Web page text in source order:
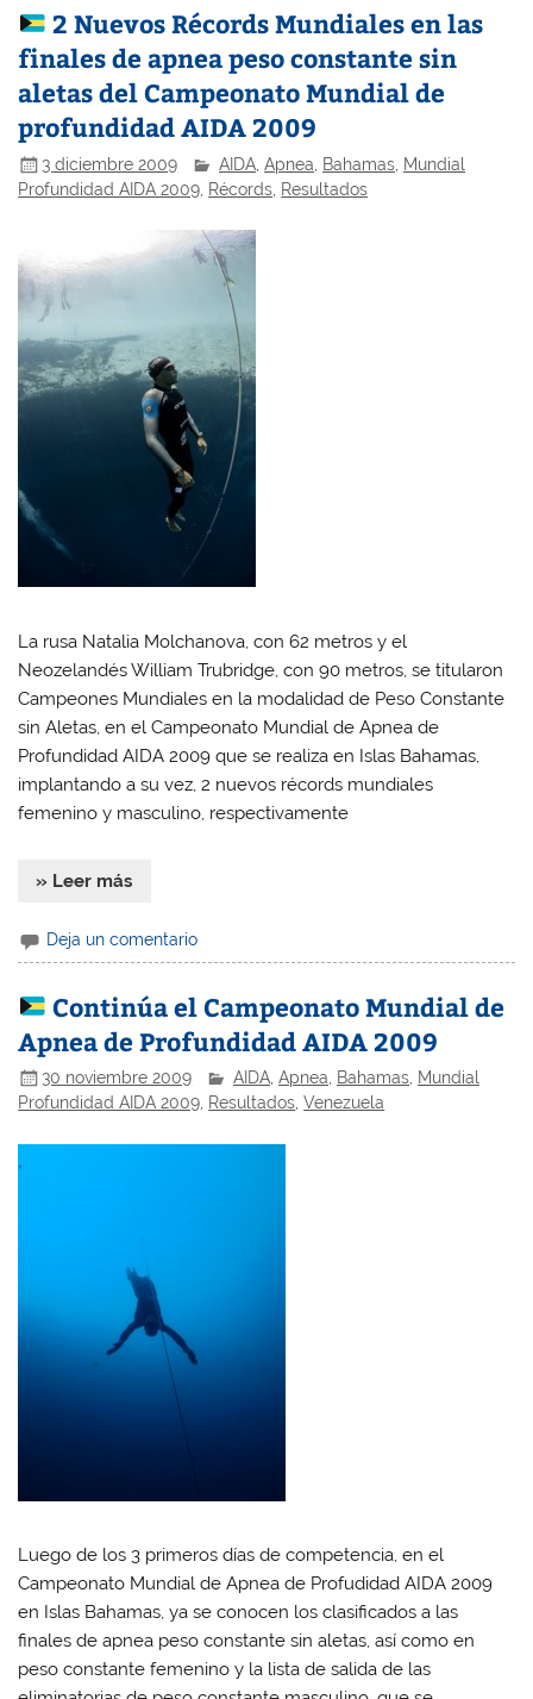
2 Nuevos Récords Mundiales en las
finales de apnea peso constante sin
aletas del Campeonato Mundial de
profundidad AIDA 2009
3 diciembre 2009 AIDA ,Apnea Bahamas Mundial
Profundidad AIDA 2009 Récords Resultados
La rusa Natalia Molchanova, con 62 metros y el
Neozelandés William Trubridge, con 90 metros, se titularon
Campeones Mundiales en la modalidad de Peso Constante
sin Aletas, en el Campeonato Mundial de Apnea de
Profundidad AIDA 2009 que se realiza en Islas Bahamas,
implantando a su vez, 2 nuevos récords mundiales
femenino y masculino, respectivamente
» Leer más
Deja un comentario
Continúa el Campeonato Mundial de
Apnea de Profundidad AIDA 2009
30 noviembre 2009 AIDA ,Apnea Bahamas Mundial
Profundidad AIDA 2009, Resultados,Venezuela
Luego de los 3 primeros días de competencia, en el
Campeonato Mundial de Apnea de Profudidad AIDA 2009
en Islas Bahamas, ya se conocen los clasificados a las
finales de apnea peso constante sin aletas, así como en
peso constante femenino y la lista de salida de las